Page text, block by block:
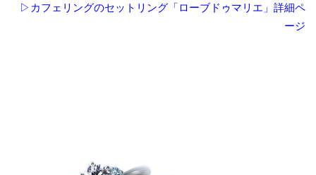
▷カフェリングのセットリング「ローブドゥマリエ」詳細ペ
ージ